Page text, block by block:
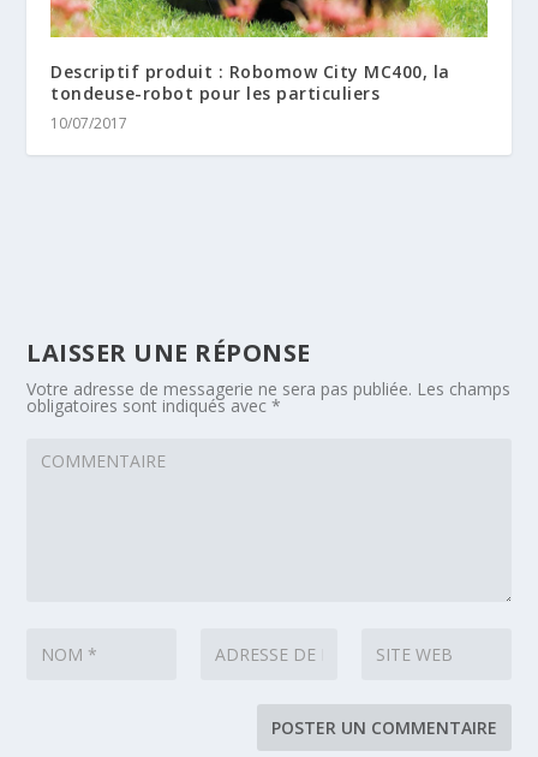
Descriptif produit : Robomow City MC400, la
tondeuse-robot pour les particuliers
10/07/2017
LAISSER UNE RÉPONSE
Votre adresse de messagerie ne sera pas publiée. Les champs
obligatoires sont indiqués avec*